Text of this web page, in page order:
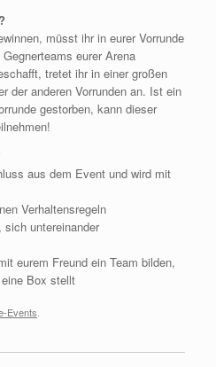
müsst ihr in eurer Vorrunde
eurer Arena
tretet ihr in einer großen
der anderen Vorrunden an. Ist ein
gestorben, kann dieser
aus dem Event und wird mit
Verhaltensregeln
untereinander
eurem Freund ein Team bilden,
Box stellt
Events